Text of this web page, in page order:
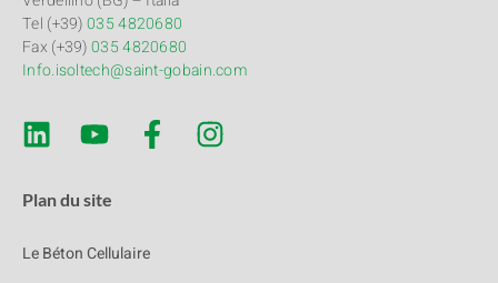
Tel (+39)035 4820680
Fax (+39)035 4820680
Info.isoltech@saint-gobain.com
Plan du site
Le Béton Cellulaire